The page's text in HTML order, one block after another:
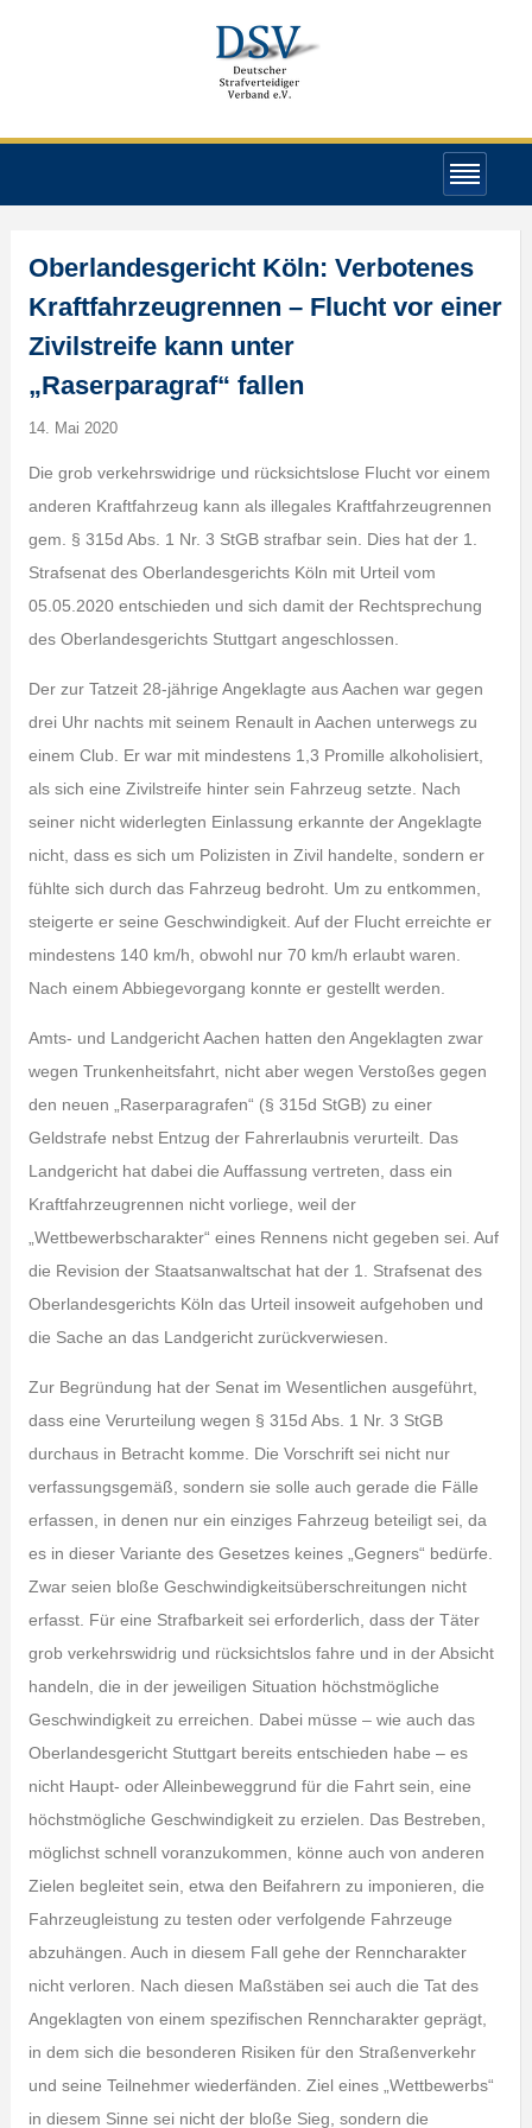
Oberlandesgericht Köln: Verbotenes
Kraftfahrzeugrennen – Flucht vor einer
Zivilstreife kann unter
„Raserparagraf“ fallen
14. Mai 2020
Die grob verkehrswidrige und rücksichtslose Flucht vor einem
anderen Kraftfahrzeug kann als illegales Kraftfahrzeugrennen
gem. § 315d Abs. 1 Nr. 3 StGB strafbar sein. Dies hat der 1.
Strafsenat des Oberlandesgerichts Köln mit Urteil vom
05.05.2020 entschieden und sich damit der Rechtsprechung
des Oberlandesgerichts Stuttgart angeschlossen.
Der zur Tatzeit 28-jährige Angeklagte aus Aachen war gegen
drei Uhr nachts mit seinem Renault in Aachen unterwegs zu
einem Club. Er war mit mindestens 1,3 Promille alkoholisiert,
als sich eine Zivilstreife hinter sein Fahrzeug setzte. Nach
seiner nicht widerlegten Einlassung erkannte der Angeklagte
nicht, dass es sich um Polizisten in Zivil handelte, sondern er
fühlte sich durch das Fahrzeug bedroht. Um zu entkommen,
steigerte er seine Geschwindigkeit. Auf der Flucht erreichte er
mindestens 140 km/h, obwohl nur 70 km/h erlaubt waren.
Nach einem Abbiegevorgang konnte er gestellt werden.
Amts- und Landgericht Aachen hatten den Angeklagten zwar
wegen Trunkenheitsfahrt, nicht aber wegen Verstoßes gegen
den neuen „Raserparagrafen“ (§ 315d StGB) zu einer
Geldstrafe nebst Entzug der Fahrerlaubnis verurteilt. Das
Landgericht hat dabei die Auffassung vertreten, dass ein
Kraftfahrzeugrennen nicht vorliege, weil der
„Wettbewerbscharakter“ eines Rennens nicht gegeben sei. Auf
die Revision der Staatsanwaltschat hat der 1. Strafsenat des
Oberlandesgerichts Köln das Urteil insoweit aufgehoben und
die Sache an das Landgericht zurückverwiesen.
Zur Begründung hat der Senat im Wesentlichen ausgeführt,
dass eine Verurteilung wegen § 315d Abs. 1 Nr. 3 StGB
durchaus in Betracht komme. Die Vorschrift sei nicht nur
verfassungsgemäß, sondern sie solle auch gerade die Fälle
erfassen, in denen nur ein einziges Fahrzeug beteiligt sei, da
es in dieser Variante des Gesetzes keines „Gegners“ bedürfe.
Zwar seien bloße Geschwindigkeitsüberschreitungen nicht
erfasst. Für eine Strafbarkeit sei erforderlich, dass der Täter
grob verkehrswidrig und rücksichtslos fahre und in der Absicht
handeln, die in der jeweiligen Situation höchstmögliche
Geschwindigkeit zu erreichen. Dabei müsse – wie auch das
Oberlandesgericht Stuttgart bereits entschieden habe – es
nicht Haupt- oder Alleinbeweggrund für die Fahrt sein, eine
höchstmögliche Geschwindigkeit zu erzielen. Das Bestreben,
möglichst schnell voranzukommen, könne auch von anderen
Zielen begleitet sein, etwa den Beifahrern zu imponieren, die
Fahrzeugleistung zu testen oder verfolgende Fahrzeuge
abzuhängen. Auch in diesem Fall gehe der Renncharakter
nicht verloren. Nach diesen Maßstäben sei auch die Tat des
Angeklagten von einem spezifischen Renncharakter geprägt,
in dem sich die besonderen Risiken für den Straßenverkehr
und seine Teilnehmer wiederfänden. Ziel eines „Wettbewerbs“
in diesem Sinne sei nicht der bloße Sieg, sondern die